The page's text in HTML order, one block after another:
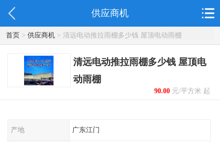
供应商机
首页> 供应商机> 清远电动推拉雨棚多少钱 屋顶电动雨棚
清远电动推拉雨棚多少钱 屋顶电
动雨棚
90.00元/平方米 起
产地 广东江门